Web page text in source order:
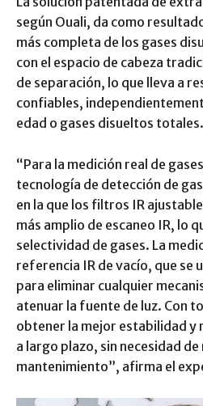
según Ouali, da como
más completa de los gases
con el espacio de cabeza
de separación, lo que lleva a
confiables,
edad o gases disueltos totales.
“Para la medición real de
tecnología de detección de
en la que los filtros IR
más amplio de escaneo IR, lo
selectividad de gases. La
referencia IR de vacío, que se
para eliminar cualquier
atenuar la fuente de luz. Con
obtener la mejor estabilidad y
a largo plazo, sin necesidad
mantenimiento”, afirma el